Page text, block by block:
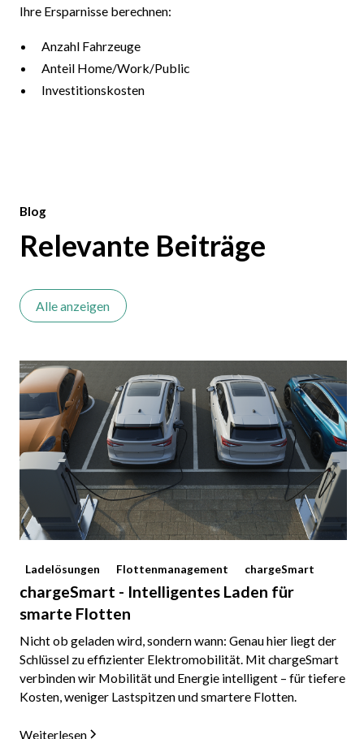
Ihre Ersparnisse berechnen:
Anzahl Fahrzeuge
Anteil Home/Work/Public
Investitionskosten
Blog
Relevante Beiträge
Alle anzeigen
Ladelösungen Flottenmanagement chargeSmart
chargeSmart - Intelligentes Laden für
smarte Flotten
Nicht ob geladen wird, sondern wann: Genau hier liegt der
Schlüssel zu effizienter Elektromobilität. Mit chargeSmart
verbinden wir Mobilität und Energie intelligent – für tiefere
Kosten, weniger Lastspitzen und smartere Flotten.
Weiterlesen